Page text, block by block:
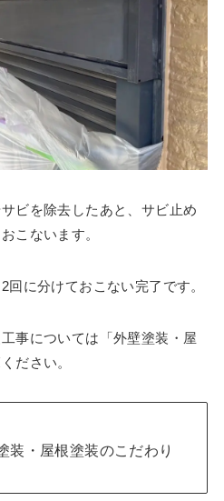
ビを除去したあと、サビ止め
こないます。
に分けておこない完了です。
事については「外壁塗装・屋
ださい。
装・屋根塗装のこだわり